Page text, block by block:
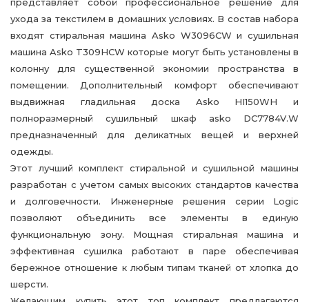
ухода за текстилем в домашних условиях. В состав набора
входят стиральная машина Asko W3096CW и сушильная
машина Asko T309HCW которые могут быть установлены в
колонну для существенной экономии пространства в
помещении. Дополнительный комфорт обеспечивают
выдвижная гладильная доска Asko HI150WH и
полноразмерный сушильный шкаф asko DC7784V.W
предназначенный для деликатных вещей и верхней
одежды.
Этот лучший комплект стиральной и сушильной машины
разработан с учетом самых высоких стандартов качества
и долговечности. Инженерные решения серии Logic
позволяют объединить все элементы в единую
функциональную зону. Мощная стиральная машина и
эффективная сушилка работают в паре обеспечивая
бережное отношение к любым типам тканей от хлопка до
шерсти.